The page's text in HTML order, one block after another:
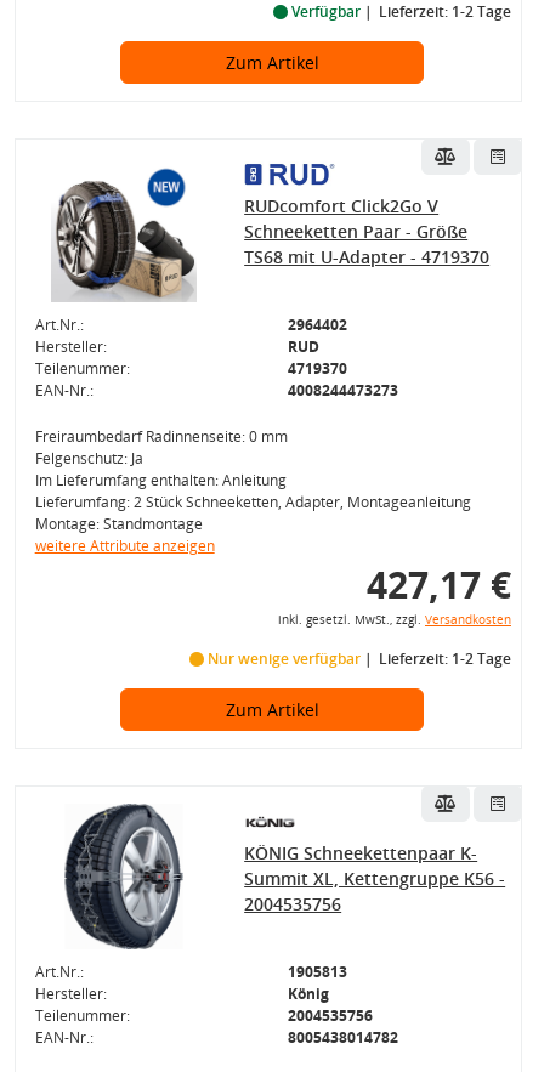
Verfügbar Lieferzeit: 1-2 Tage
Zum Artikel
RUDcomfort Click2Go V
Schneeketten Paar - Größe
TS68 mit U-Adapter - 4719370
Art.Nr.:
2964402
Hersteller:
RUD
Teilenummer:
4719370
EAN-Nr.:
4008244473273
Freiraumbedarf Radinnenseite: 0 mm
Felgenschutz: Ja
Im Lieferumfang enthalten: Anleitung
Lieferumfang: 2 Stück Schneeketten, Adapter, Montageanleitung
Montage: Standmontage
weitere Attribute anzeigen
427,17 €
inkl. gesetzl. MwSt., zzgl. Versandkosten
Nur wenige verfügbar Lieferzeit: 1-2 Tage
Zum Artikel
KÖNIG Schneekettenpaar K-
Summit XL, Kettengruppe K56 -
2004535756
Art.Nr.:
1905813
Hersteller:
König
Teilenummer:
2004535756
EAN-Nr.:
8005438014782